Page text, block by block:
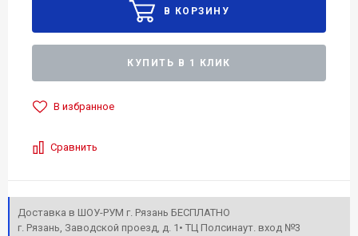
КУПИТЬ В 1 КЛИК
В избранное
Сравнить
Доставка в ШОУ-РУМ г. Рязань БЕСПЛАТНО
г. Рязань, Заводской проезд, д. 1• ТЦ Полсинаут. вход №3